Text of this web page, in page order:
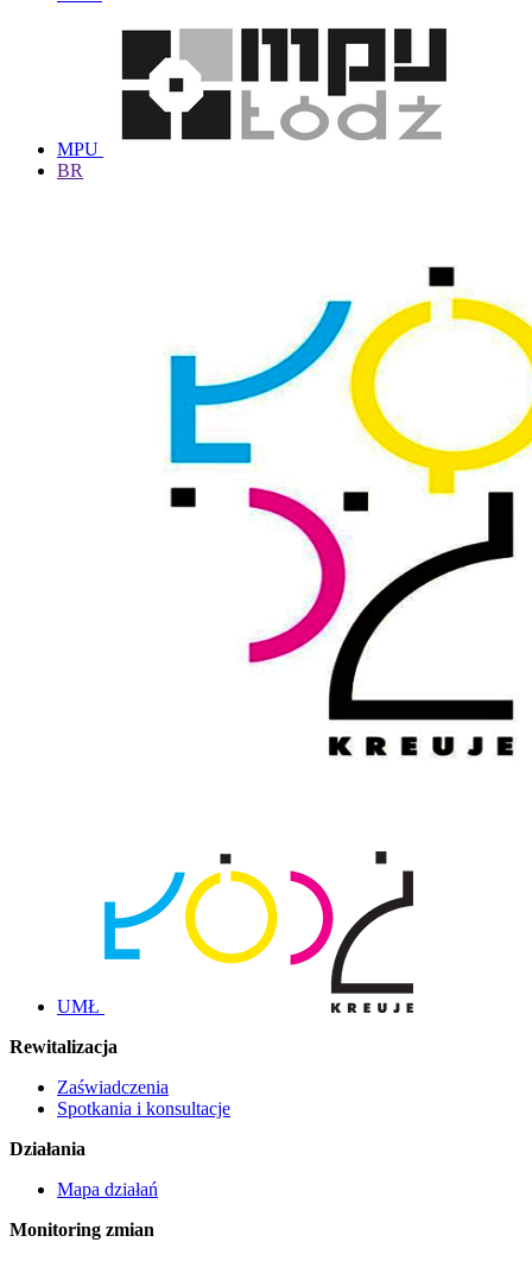
MPU
BR
UMŁ
Rewitalizacja
Zaświadczenia
Spotkania i konsultacje
Działania
Mapa działań
Monitoring zmian